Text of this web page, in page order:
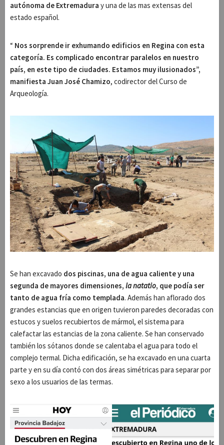
autónoma de Extremadura y una de las mas extensas del
estado español.
“ Nos sorprende ir exhumando edificios en Regina con esta
categoría. Es complicado encontrar paralelos en nuestro
país, en este tipo de ciudades. Estamos muy ilusionados”,
manifiesta Juan José Chamizo, codirector del Curso de
Arqueología.
Se han excavado dos piscinas, una de agua caliente y una
segunda de mayores dimensiones, la natatio, que podía ser
tanto de agua fría como templada. Además han aflorado dos
grandes estancias que en origen tuvieron paredes decoradas con
estucos y suelos recubiertos de mármol, el sistema para
calefactar las estancias de la zona caliente. Se han conservado
también los sótanos donde se calentaba el agua para todo el
complejo termal. Dicha edificación, se ha excavado en una cuarta
parte y en su día contó con dos áreas simétricas para separar por
sexo a los usuarios de las termas.